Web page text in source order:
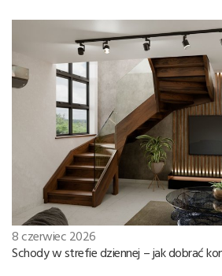
8 czerwiec 2026
Schody w strefie dziennej – jak dobrać